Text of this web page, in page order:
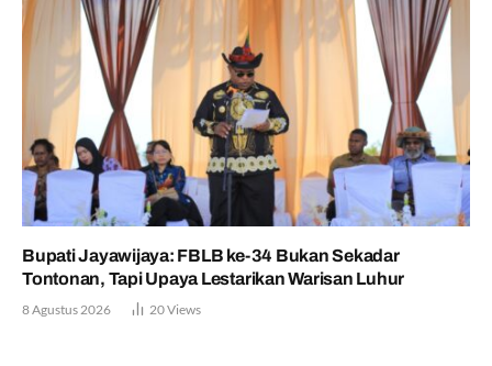
Bupati Jayawijaya: FBLB ke-34 Bukan Sekadar
Tontonan, Tapi Upaya Lestarikan Warisan Luhur
8 Agustus 2026 20Views